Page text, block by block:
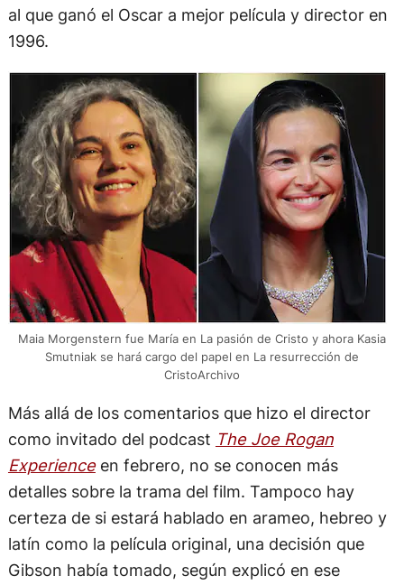
al que ganó el Oscar a mejor película y director en
1996.
Maia Morgenstern fue María en La pasión de Cristo y ahora Kasia
Smutniak se hará cargo del papel en La resurrección de
CristoArchivo
Más allá de los comentarios que hizo el director
como invitado del podcast The Joe Rogan
Experienceen febrero, no se conocen más
detalles sobre la trama del film. Tampoco hay
certeza de si estará hablado en arameo, hebreo y
latín como la película original, una decisión que
Gibson había tomado, según explicó en ese